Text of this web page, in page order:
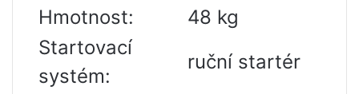
Hmotnost:
48 kg
Startovací
systém:
ruční startér